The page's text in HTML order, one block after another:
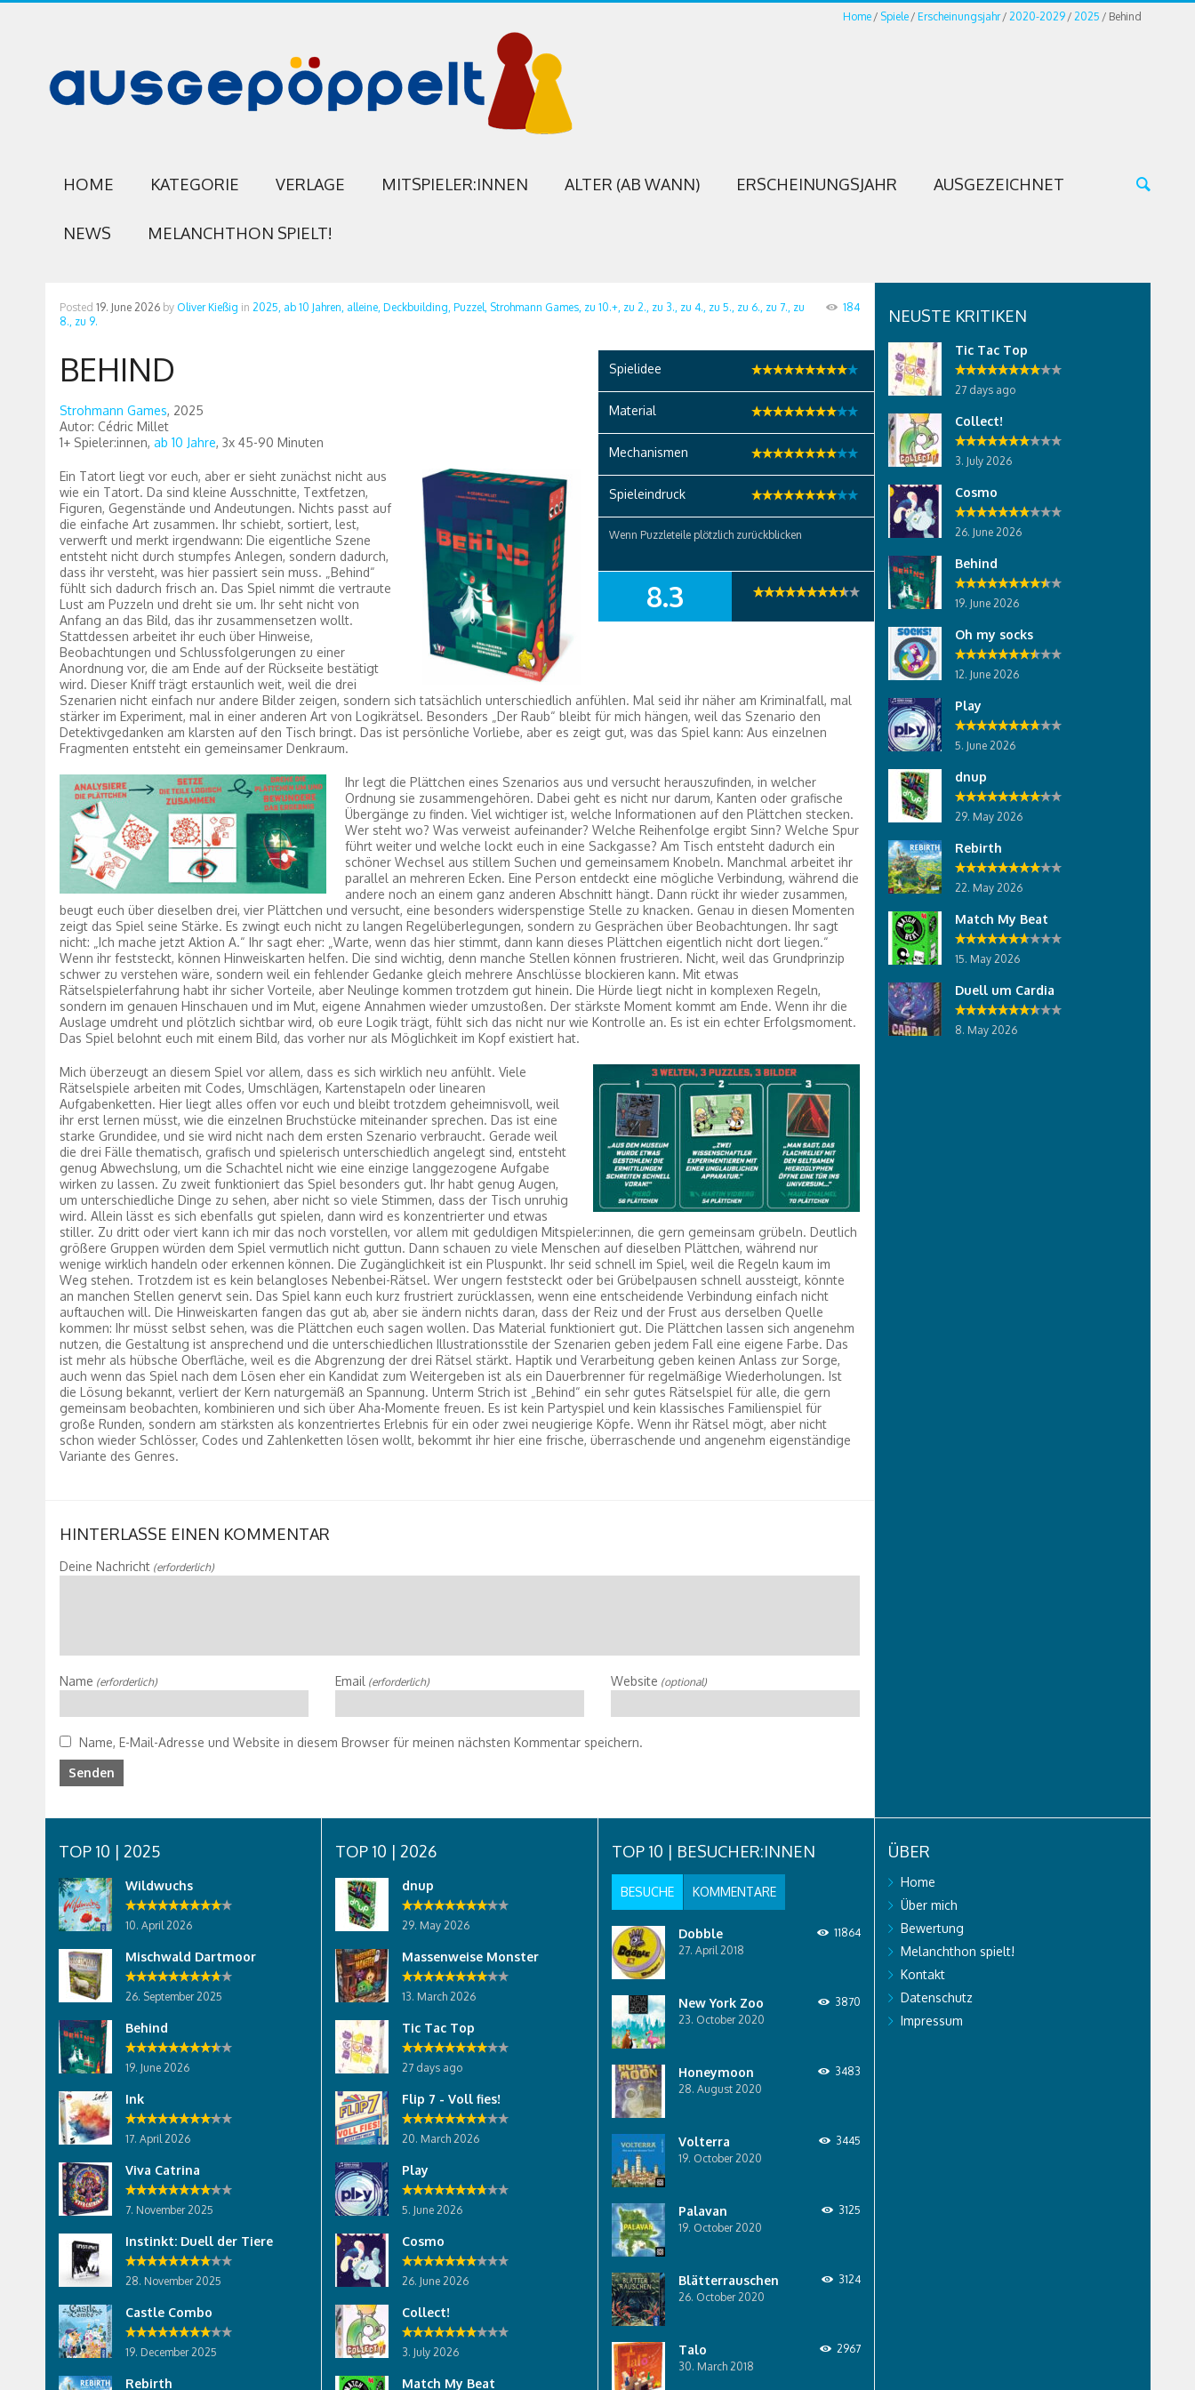
Home Spiele Erscheinungsjahr 2020-2029 2025 Behind
HOME KATEGORIE VERLAGE MITSPIELER:INNEN ALTER (AB WANN) ERSCHEINUNGSJAHR AUSGEZEICHNET
NEWS MELANCHTHON SPIELT!
Posted 19. June 2026 by Oliver Kießig in 2025, ab 10 Jahren, alleine, Deckbuilding, Puzzel, Strohmann Games, zu 10.+, zu 2., zu 3., zu 4., zu 5., zu 6., zu 7., zu
8., zu 9.
184
Spielidee
Material
Mechanismen
Spieleindruck
Wenn Puzzleteile plötzlich zurückblicken
SUMMARY8.3
BEHIND
Strohmann Games, 2025
Autor: Cédric Millet
1+ Spieler:innen, ab 10 Jahre, 3x 45-90 Minuten
Ein Tatort liegt vor euch, aber er sieht zunächst nicht aus
wie ein Tatort. Da sind kleine Ausschnitte, Textfetzen,
Figuren, Gegenstände und Andeutungen. Nichts passt auf
die einfache Art zusammen. Ihr schiebt, sortiert, lest,
verwerft und merkt irgendwann: Die eigentliche Szene
entsteht nicht durch stumpfes Anlegen, sondern dadurch,
dass ihr versteht, was hier passiert sein muss. „Behind“
fühlt sich dadurch frisch an. Das Spiel nimmt die vertraute
Lust am Puzzeln und dreht sie um. Ihr seht nicht von
Anfang an das Bild, das ihr zusammensetzen wollt.
Stattdessen arbeitet ihr euch über Hinweise,
Beobachtungen und Schlussfolgerungen zu einer
Anordnung vor, die am Ende auf der Rückseite bestätigt
wird. Dieser Kniff trägt erstaunlich weit, weil die drei
Szenarien nicht einfach nur andere Bilder zeigen, sondern sich tatsächlich unterschiedlich anfühlen. Mal seid ihr näher am Kriminalfall, mal
stärker im Experiment, mal in einer anderen Art von Logikrätsel. Besonders „Der Raub“ bleibt für mich hängen, weil das Szenario den
Detektivgedanken am klarsten auf den Tisch bringt. Das ist persönliche Vorliebe, aber es zeigt gut, was das Spiel kann: Aus einzelnen
Fragmenten entsteht ein gemeinsamer Denkraum.
Ihr legt die Plättchen eines Szenarios aus und versucht herauszufinden, in welcher
Ordnung sie zusammengehören. Dabei geht es nicht nur darum, Kanten oder grafische
Übergänge zu finden. Viel wichtiger ist, welche Informationen auf den Plättchen stecken.
Wer steht wo? Was verweist aufeinander? Welche Reihenfolge ergibt Sinn? Welche Spur
führt weiter und welche lockt euch in eine Sackgasse? Am Tisch entsteht dadurch ein
schöner Wechsel aus stillem Suchen und gemeinsamem Knobeln. Manchmal arbeitet ihr
parallel an mehreren Ecken. Eine Person entdeckt eine mögliche Verbindung, während die
andere noch an einem ganz anderen Abschnitt hängt. Dann rückt ihr wieder zusammen,
beugt euch über dieselben drei, vier Plättchen und versucht, eine besonders widerspenstige Stelle zu knacken. Genau in diesen Momenten
zeigt das Spiel seine Stärke. Es zwingt euch nicht zu langen Regelüberlegungen, sondern zu Gesprächen über Beobachtungen. Ihr sagt
nicht: „Ich mache jetzt Aktion A.“ Ihr sagt eher: „Warte, wenn das hier stimmt, dann kann dieses Plättchen eigentlich nicht dort liegen.“
Wenn ihr feststeckt, können Hinweiskarten helfen. Die sind wichtig, denn manche Stellen können frustrieren. Nicht, weil das Grundprinzip
schwer zu verstehen wäre, sondern weil ein fehlender Gedanke gleich mehrere Anschlüsse blockieren kann. Mit etwas
Rätselspielerfahrung habt ihr sicher Vorteile, aber Neulinge kommen trotzdem gut hinein. Die Hürde liegt nicht in komplexen Regeln,
sondern im genauen Hinschauen und im Mut, eigene Annahmen wieder umzustoßen. Der stärkste Moment kommt am Ende. Wenn ihr die
Auslage umdreht und plötzlich sichtbar wird, ob eure Logik trägt, fühlt sich das nicht nur wie Kontrolle an. Es ist ein echter Erfolgsmoment.
Das Spiel belohnt euch mit einem Bild, das vorher nur als Möglichkeit im Kopf existiert hat.
Mich überzeugt an diesem Spiel vor allem, dass es sich wirklich neu anfühlt. Viele
Rätselspiele arbeiten mit Codes, Umschlägen, Kartenstapeln oder linearen
Aufgabenketten. Hier liegt alles offen vor euch und bleibt trotzdem geheimnisvoll, weil
ihr erst lernen müsst, wie die einzelnen Bruchstücke miteinander sprechen. Das ist eine
starke Grundidee, und sie wird nicht nach dem ersten Szenario verbraucht. Gerade weil
die drei Fälle thematisch, grafisch und spielerisch unterschiedlich angelegt sind, entsteht
genug Abwechslung, um die Schachtel nicht wie eine einzige langgezogene Aufgabe
wirken zu lassen. Zu zweit funktioniert das Spiel besonders gut. Ihr habt genug Augen,
um unterschiedliche Dinge zu sehen, aber nicht so viele Stimmen, dass der Tisch unruhig
wird. Allein lässt es sich ebenfalls gut spielen, dann wird es konzentrierter und etwas
stiller. Zu dritt oder viert kann ich mir das noch vorstellen, vor allem mit geduldigen Mitspieler:innen, die gern gemeinsam grübeln. Deutlich
größere Gruppen würden dem Spiel vermutlich nicht guttun. Dann schauen zu viele Menschen auf dieselben Plättchen, während nur
wenige wirklich handeln oder erkennen können. Die Zugänglichkeit ist ein Pluspunkt. Ihr seid schnell im Spiel, weil die Regeln kaum im
Weg stehen. Trotzdem ist es kein belangloses Nebenbei-Rätsel. Wer ungern feststeckt oder bei Grübelpausen schnell aussteigt, könnte
an manchen Stellen genervt sein. Das Spiel kann euch kurz frustriert zurücklassen, wenn eine entscheidende Verbindung einfach nicht
auftauchen will. Die Hinweiskarten fangen das gut ab, aber sie ändern nichts daran, dass der Reiz und der Frust aus derselben Quelle
kommen: Ihr müsst selbst sehen, was die Plättchen euch sagen wollen. Das Material funktioniert gut. Die Plättchen lassen sich angenehm
nutzen, die Gestaltung ist ansprechend und die unterschiedlichen Illustrationsstile der Szenarien geben jedem Fall eine eigene Farbe. Das
ist mehr als hübsche Oberfläche, weil es die Abgrenzung der drei Rätsel stärkt. Haptik und Verarbeitung geben keinen Anlass zur Sorge,
auch wenn das Spiel nach dem Lösen eher ein Kandidat zum Weitergeben ist als ein Dauerbrenner für regelmäßige Wiederholungen. Ist
die Lösung bekannt, verliert der Kern naturgemäß an Spannung. Unterm Strich ist „Behind“ ein sehr gutes Rätselspiel für alle, die gern
gemeinsam beobachten, kombinieren und sich über Aha-Momente freuen. Es ist kein Partyspiel und kein klassisches Familienspiel für
große Runden, sondern am stärksten als konzentriertes Erlebnis für ein oder zwei neugierige Köpfe. Wenn ihr Rätsel mögt, aber nicht
schon wieder Schlösser, Codes und Zahlenketten lösen wollt, bekommt ihr hier eine frische, überraschende und angenehm eigenständige
Variante des Genres.
HINTERLASSE EINEN KOMMENTAR
Deine Nachricht(erforderlich)
Name (erforderlich) Email(erforderlich) Website (optional)
Name, E-Mail-Adresse und Website in diesem Browser für meinen nächsten Kommentar speichern.
NEUSTE KRITIKEN
Tic Tac Top
27 days ago
Collect!
3. July 2026
Cosmo
26. June 2026
Behind
19. June 2026
Oh my socks
12. June 2026
Play
5. June 2026
dnup
29. May 2026
Rebirth
22. May 2026
Match My Beat
15. May 2026
Duell um Cardia
8. May 2026
TOP 10 | 2025
Wildwuchs
10. April 2026
Mischwald Dartmoor
26. September 2025
Behind
19. June 2026
Ink
17. April 2026
Viva Catrina
7. November 2025
Instinkt: Duell der Tiere
28. November 2025
Castle Combo
19. December 2025
Rebirth
TOP 10 | 2026
dnup
29. May 2026
Massenweise Monster
13. March 2026
Tic Tac Top
27 days ago
Flip 7 - Voll fies!
20. March 2026
Play
5. June 2026
Cosmo
26. June 2026
Collect!
3. July 2026
Match My Beat
TOP 10 | BESUCHER:INNEN
BESUCHE KOMMENTARE
Dobble
27. April 2018
11864
New York Zoo
23. October 2020
3870
Honeymoon
28. August 2020
3483
Volterra
19. October 2020
3445
Palavan
19. October 2020
3125
Blätterrauschen
26. October 2020
3124
Talo
30. March 2018
2967
ÜBER
Home
Über mich
Bewertung
Melanchthon spielt!
Kontakt
Datenschutz
Impressum